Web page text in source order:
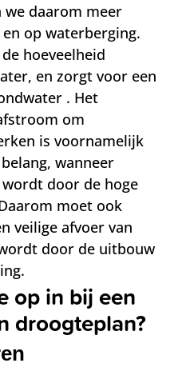
daarom meer
op waterberging.
hoeveelheid
en zorgt voor een
. Het
om
is voornamelijk
wanneer
door de hoge
moet ook
veilige afvoer van
door de uitbouw
op in bij een
droogteplan?